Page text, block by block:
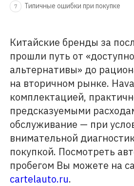
7 Типичные ошибки при покупке
Китайские бренды за
прошли путь от
альтернативы» до
на вторичном рынке.
комплектацией,
предсказуемыми
обслуживание — при
внимательной
покупкой. Посмотреть
пробегом Вы можете на
cartelauto.ru.